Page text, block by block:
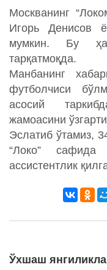
Москванинг
Игорь Денисов
мумкин. Бу
тарқатмоқда.
Манбанинг
футболчиси
асосий
жамоасини
Эслатиб ўтамиз,
“Локо”
ассистентлик
Ўхшаш